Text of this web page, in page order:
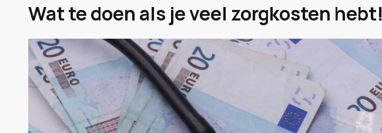
Wat te doen als je veel zorgkosten hebt!